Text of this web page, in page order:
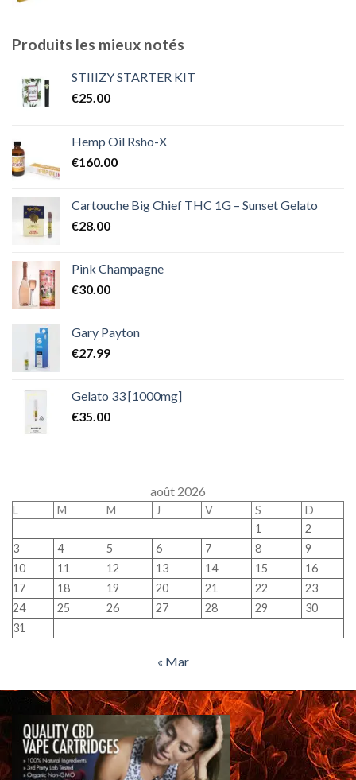
€2,000.00
Produits les mieux notés
STIIIZY STARTER KIT
€25.00
Hemp Oil Rsho-X
€160.00
Cartouche Big Chief THC 1G – Sunset Gelato
€28.00
Pink Champagne
€30.00
Gary Payton
€27.99
Gelato 33 [1000mg]
€35.00
août 2026
L M M J V S
D
1
2
3
4 5 6 7 8
9
10
11 12 13 14 15
16
17
18 19 20 21 22
23
24
25 26 27 28 29
30
31
« Mar